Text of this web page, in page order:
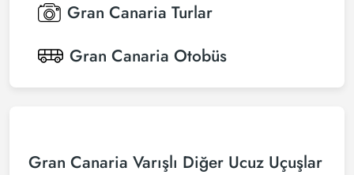
Gran Canaria Turlar
Gran Canaria Otobüs
Gran Canaria Varışlı Diğer Ucuz Uçuşlar